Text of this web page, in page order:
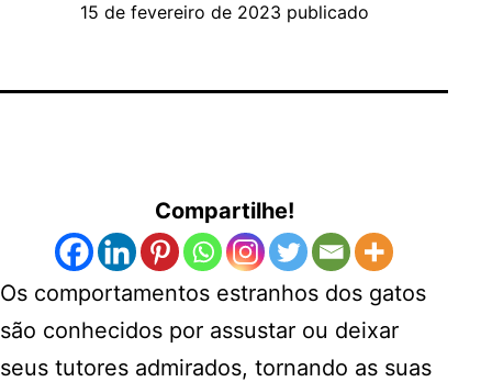
15 de fevereiro de 2023 publicado
Compartilhe!
Os comportamentos estranhos dos gatos
são conhecidos por assustar ou deixar
seus tutores admirados, tornando as suas